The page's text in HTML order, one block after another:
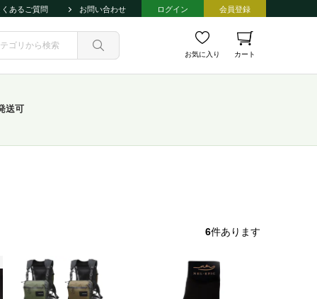
くあるご質問 お問い合わせ ログイン 会員登録
お気に入り カート
送可
6件あります